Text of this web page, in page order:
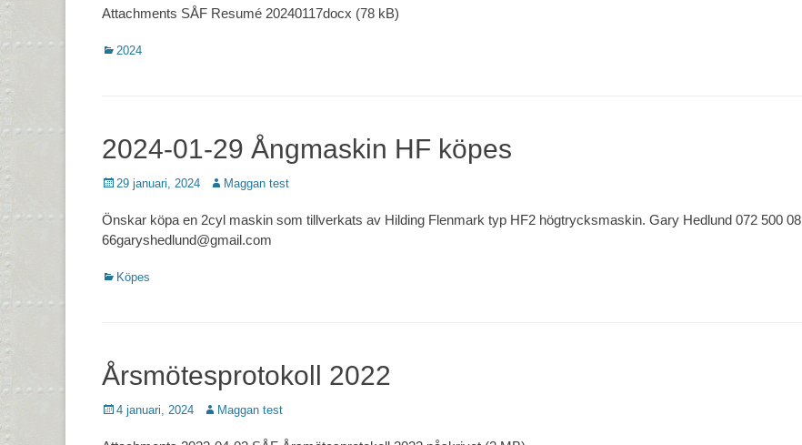
Attachments SÅF Resumé 20240117docx (78 kB)
Kategorier
2024
2024-01-29 Ångmaskin HF köpes
Postades
29 januari, 2024 Författare
Maggan test
Önskar köpa en 2cyl maskin som tillverkats av Hilding Flenmark typ HF2 högtrycksmaskin. Gary Hedlund 072 500 08
66garyshedlund@gmail.com
Kategorier
Köpes
Årsmötesprotokoll 2022
Postades
4 januari, 2024 Författare
Maggan test